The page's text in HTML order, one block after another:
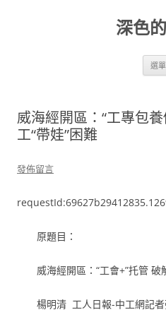
深色
選單
威海經開區：“工專包
工“帶娃”困難
發佈留言
原題目：
威海經開區：“工會+”托管 破
楊明清 工人日報-中工網記